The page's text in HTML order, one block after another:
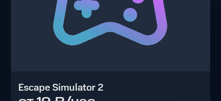
Escape Simulator 2